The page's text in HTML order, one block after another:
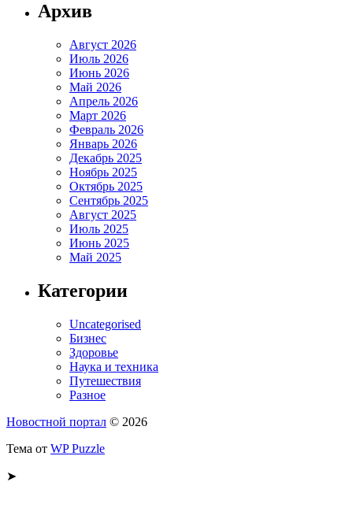
Архив
Август 2026
Июль 2026
Июнь 2026
Май 2026
Апрель 2026
Март 2026
Февраль 2026
Январь 2026
Декабрь 2025
Ноябрь 2025
Октябрь 2025
Сентябрь 2025
Август 2025
Июль 2025
Июнь 2025
Май 2025
Категории
Uncategorised
Бизнес
Здоровье
Наука и техника
Путешествия
Разное
Новостной портал © 2026
Тема от WP Puzzle
➤